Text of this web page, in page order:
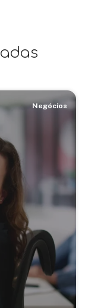
Negócios